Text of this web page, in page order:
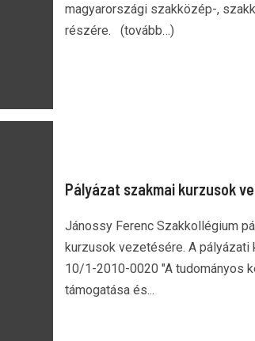
magyarországi szakközép-,
részére. (tovább…)
Pályázat szakmai kurzusok
Jánossy Ferenc Szakkollégium
kurzusok vezetésére. A pályázati
10/1-2010-0020 "A tudományos
támogatása és...